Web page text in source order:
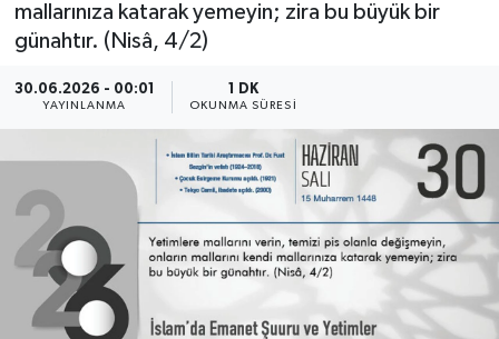
mallarınıza katarak yemeyin; zira bu büyük bir
günahtır. (Nisâ, 4/2)
30.06.2026 - 00:01
YAYINLANMA
1 DK
OKUNMA SÜRESI
Amasya Müftülüğü
Ankara Müftülüğü
Antalya Müftülüğü
Ardahan Müftülüğü
Artvin Müftülüğü
Aydın Müftülüğü
Diyanet Takvimi
Dualar
Hadislerle İslam
Kudüs
Kurban
Mukabele
DİYANET eKİTAP
Diyanet Dergi
TDV
Hutbeler
DİYANET AKADEMİ
DİYANET GENÇLİK
Tüm Manşetler
Son Dakika Haberleri
Haber Arşivi